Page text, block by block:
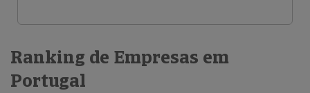
Ranking de Empresas em
Portugal